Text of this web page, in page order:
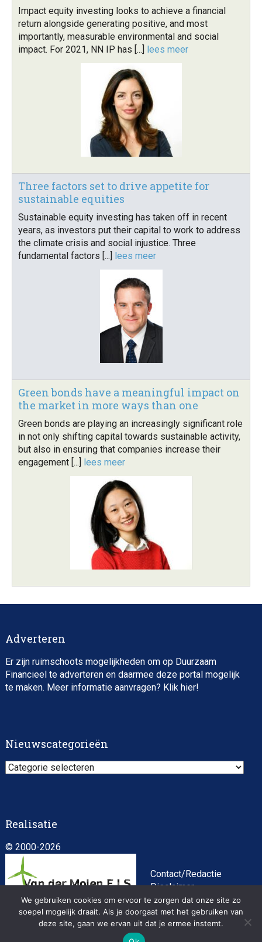
Impact equity investing looks to achieve a financial
return alongside generating positive, and most
importantly, measurable environmental and social
impact. For 2021, NN IP has [...] lees meer
Three factors set to drive appetite for
sustainable equities
Sustainable equity investing has taken off in recent
years, as investors put their capital to work to address
the climate crisis and social injustice. Three
fundamental factors [...] lees meer
Green bonds have a meaningful impact on
the market in more ways than one
Green bonds are playing an increasingly significant role
in not only shifting capital towards sustainable activity,
but also in ensuring that companies increase their
engagement [...] lees meer
Adverteren
Er zijn ruimschoots mogelijkheden om op Duurzaam
Financieel te adverteren en daarmee deze portal mogelijk
te maken. Meer informatie aanvragen? Klik hier!
Nieuwscategorieën
Nieuwscategorieën
Realisatie
© 2000-2026
Contact/Redactie
Disclaimer
Algemene
voorwaarden
Privacybeleid
We gebruiken cookies om ervoor te zorgen dat onze site zo
soepel mogelijk draait. Als je doorgaat met het gebruiken van
deze site, gaan we ervan uit dat je ermee instemt.